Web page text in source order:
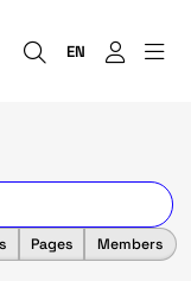
EN
Pages Members